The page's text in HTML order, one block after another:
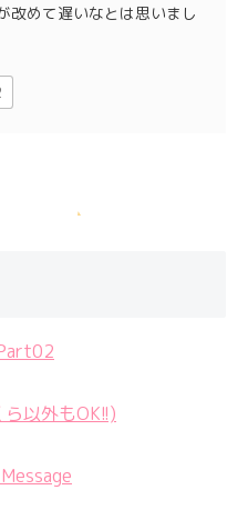
改めて遅いなとは思いまし
以外もOK!!)